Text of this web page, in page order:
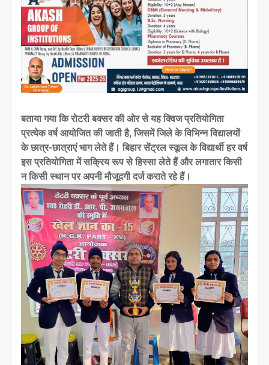
बताया गया कि रोटरी बक्सर की ओर से यह क्विज प्रतियोगिता
प्रत्येक वर्ष आयोजित की जाती है, जिसमें जिले के विभिन्न विद्यालयों
के छात्र-छात्राएं भाग लेते हैं। बिहार सेंट्रल स्कूल के विद्यार्थी हर वर्ष
इस प्रतियोगिता में सक्रिय रूप से हिस्सा लेते हैं और लगातार किसी
न किसी स्थान पर अपनी मौजूदगी दर्ज कराते रहे हैं।